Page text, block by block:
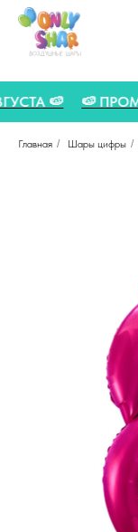
🍉 🍉
Главная / Шары цифры /